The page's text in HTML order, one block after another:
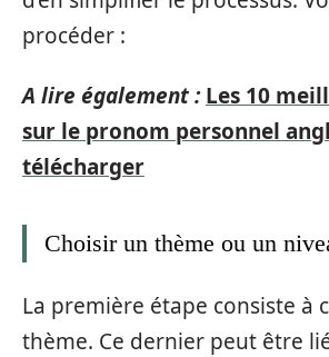
procéder :
A lire également : Les 10
sur le pronom personnel
télécharger
Choisir un thème ou un
La première étape consiste à
thème. Ce dernier peut être